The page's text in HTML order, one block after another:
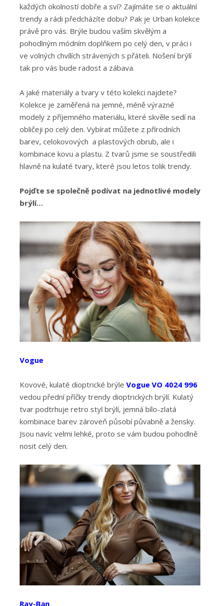
každých okolností dobře a sví? Zajímáte se o aktuální
trendy a rádi předcházíte dobu? Pak je Urban kolekce
právě pro vás. Brýle budou vaším skvělým a
pohodlným módním doplňkem po celý den, v práci i
ve volných chvílích strávených s přáteli. Nošení brýlí
tak pro vás bude radost a zábava.
A jaké materiály a tvary v této kolekci najdete?
Kolekce je zaměřená na jemné, méně výrazné
modely z příjemného materiálu, které skvěle sedí na
obličeji po celý den. Vybírat můžete z přírodních
barev, celokovových a plastových obrub, ale i
kombinace kovu a plastu. Z tvarů jsme se soustředili
hlavně na kulaté tvary, které jsou letos tolik trendy.
Pojďte se společně podívat na jednotlivé modely
brýlí…
Vogue
Kovové, kulaté dioptrické brýle Vogue VO 4024 996
vedou přední příčky trendy dioptrických brýlí. Kulatý
tvar podtrhuje retro styl brýlí, jemná bílo-zlatá
kombinace barev zároveň působí půvabně a žensky.
Jsou navíc velmi lehké, proto se vám budou pohodlně
nosit celý den.
Ray-Ban